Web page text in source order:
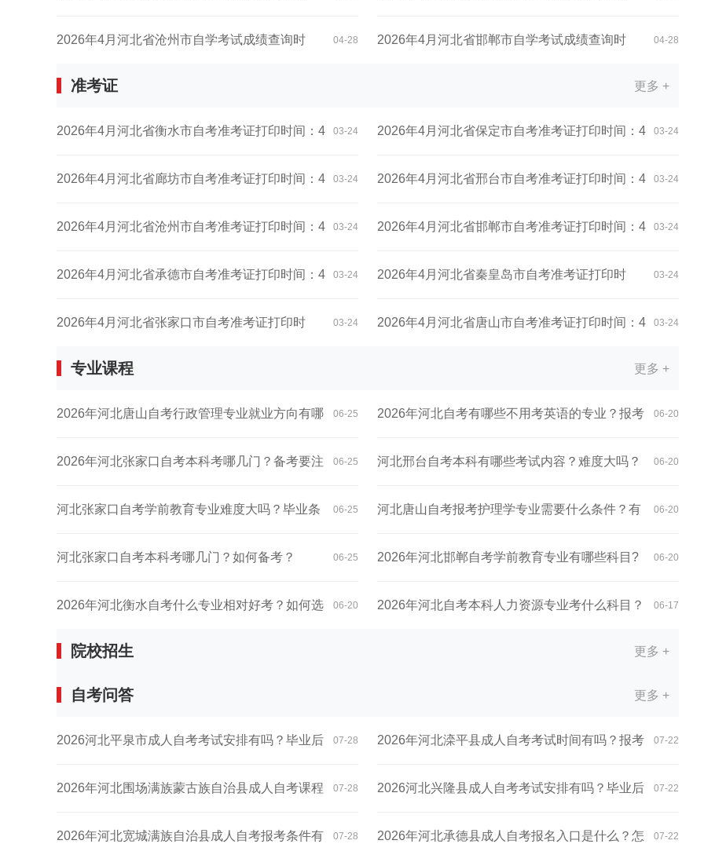
间：5... 04-28
2026年4月河北省沧州市自学考试成绩查询时
间：5...
间：5... 04-28
2026年4月河北省邯郸市自学考试成绩查询时
准考证 更多 +
03-24
2026年4月河北省衡水市自考准考证打印时间：4
月... 03-24
2026年4月河北省廊坊市自考准考证打印时间：4
月... 03-24
2026年4月河北省沧州市自考准考证打印时间：4
月... 03-24
2026年4月河北省承德市自考准考证打印时间：4
月... 03-24
2026年4月河北省张家口市自考准考证打印时
间：4...
03-24
2026年4月河北省保定市自考准考证打印时间：4
月... 03-24
2026年4月河北省邢台市自考准考证打印时间：4
月... 03-24
2026年4月河北省邯郸市自考准考证打印时间：4
月... 03-24
2026年4月河北省秦皇岛市自考准考证打印时
间：4... 03-24
2026年4月河北省唐山市自考准考证打印时间：4
专业课程 更多 +
06-25
2026年河北唐山自考行政管理专业就业方向有哪
些... 06-25
2026年河北张家口自考本科考哪几门？备考要注
意... 06-25
河北张家口自考学前教育专业难度大吗？毕业条
件... 06-25
河北张家口自考本科考哪几门？如何备考？
06-20
2026年河北衡水自考什么专业相对好考？如何选
择...
06-20
2026年河北自考有哪些不用考英语的专业？报考
条... 06-20
河北邢台自考本科有哪些考试内容？难度大吗？
06-20
河北唐山自考报考护理学专业需要什么条件？有
哪... 06-20
2026年河北邯郸自考学前教育专业有哪些科目?
优... 06-17
2026年河北自考本科人力资源专业考什么科目？
院校招生 更多 +
自考问答 更多 +
07-28
2026河北平泉市成人自考考试安排有吗？毕业后
待... 07-28
2026年河北围场满族蒙古族自治县成人自考课程
如... 07-28
2026年河北宽城满族自治县成人自考报考条件有
07-22
2026年河北滦平县成人自考考试时间有吗？报考
条... 07-22
2026河北兴隆县成人自考考试安排有吗？毕业后
待... 07-22
2026年河北承德县成人自考报名入口是什么？怎